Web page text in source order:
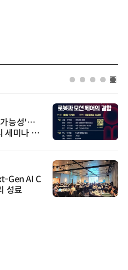
한국태양유전
태양유전, '안전
6' 발간…2030년
노보센스
노보센스, PWM
난제 극복…차량